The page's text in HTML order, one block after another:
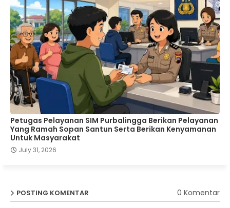
Petugas Pelayanan SIM Purbalingga Berikan Pelayanan
Yang Ramah Sopan Santun Serta Berikan Kenyamanan
Untuk Masyarakat
July 31, 2026
POSTING KOMENTAR 0 Komentar